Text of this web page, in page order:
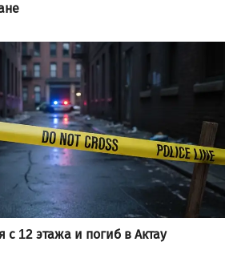
12 этажа и погиб в Актау